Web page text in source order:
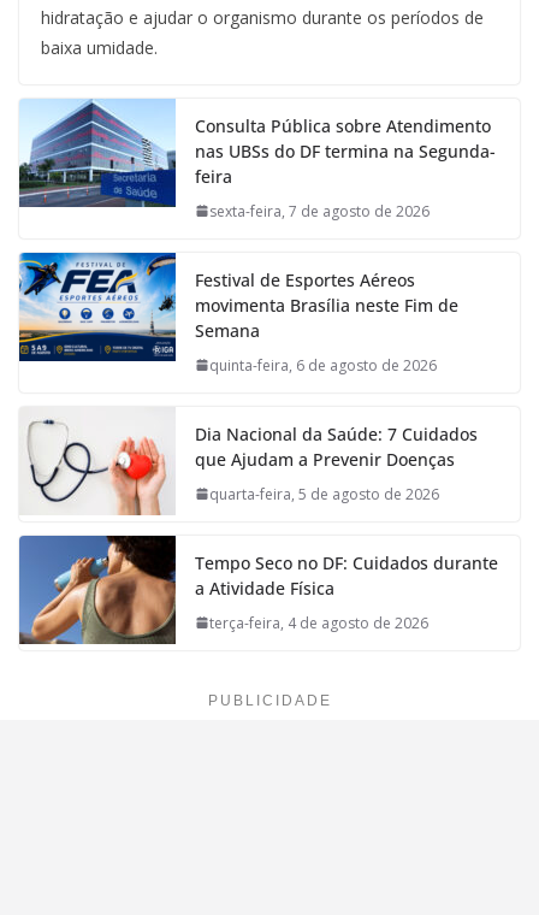
hidratação e ajudar o organismo durante os períodos de
baixa umidade.
Consulta Pública sobre Atendimento
nas UBSs do DF termina na Segunda-
feira
sexta-feira, 7 de agosto de 2026
Festival de Esportes Aéreos
movimenta Brasília neste Fim de
Semana
quinta-feira, 6 de agosto de 2026
Dia Nacional da Saúde: 7 Cuidados
que Ajudam a Prevenir Doenças
quarta-feira, 5 de agosto de 2026
Tempo Seco no DF: Cuidados durante
a Atividade Física
terça-feira, 4 de agosto de 2026
PUBLICIDADE